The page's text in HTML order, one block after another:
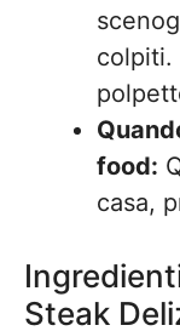
colpiti.
food:
casa,
Steak